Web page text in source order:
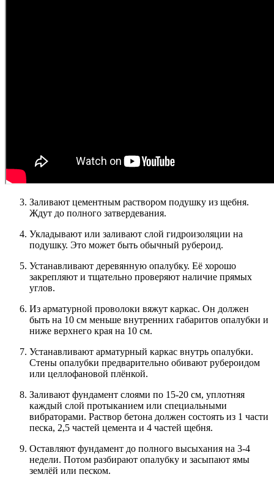
Заливают цементным раствором подушку из щебня.
Ждут до полного затвердевания.
Укладывают или заливают слой гидроизоляции на
подушку. Это может быть обычный рубероид.
Устанавливают деревянную опалубку. Её хорошо
закрепляют и тщательно проверяют наличие прямых
углов.
Из арматурной проволоки вяжут каркас. Он должен
быть на 10 см меньше внутренних габаритов опалубки и
ниже верхнего края на 10 см.
Устанавливают арматурный каркас внутрь опалубки.
Стены опалубки предварительно обивают рубероидом
или целлофановой плёнкой.
Заливают фундамент слоями по 15-20 см, уплотняя
каждый слой протыканием или специальными
вибраторами. Раствор бетона должен состоять из 1 части
песка, 2,5 частей цемента и 4 частей щебня.
Оставляют фундамент до полного высыхания на 3-4
недели. Потом разбирают опалубку и засыпают ямы
землёй или песком.